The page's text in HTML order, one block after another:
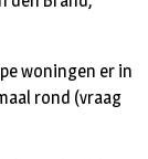
woningen er in
rond (vraag